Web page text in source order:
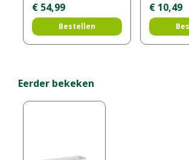
€ 54,99
Bestellen
€ 10,49
Eerder bekeken